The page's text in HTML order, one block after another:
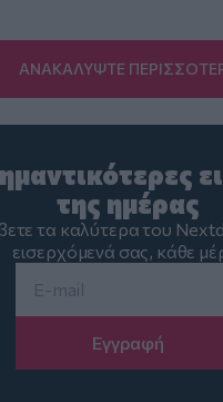
ΑΝΑΚΑΛΥΨΤΕ
της ημέρας
τα καλύτερα του
εισερχόμενά σας, κάθε